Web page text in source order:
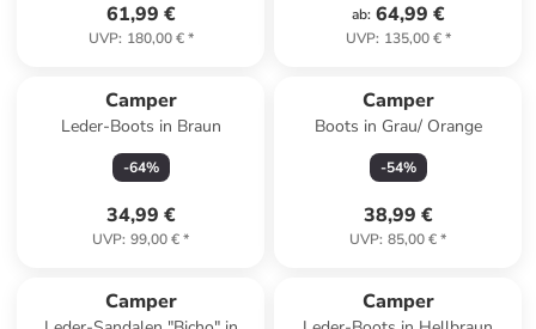
61,99 €
UVP: 180,00 €*
ab: 64,99 €
UVP: 135,00 €*
Camper
Leder-Boots in Braun
-64%
34,99 €
UVP: 99,00 €*
Camper
Boots in Grau/ Orange
-54%
38,99 €
UVP: 85,00 €*
Camper Camper